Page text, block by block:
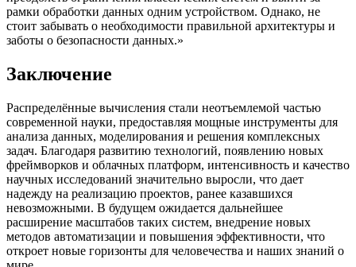
рамки обработки данных одним устройством. Однако, не
стоит забывать о необходимости правильной архитектуры и
заботы о безопасности данных.»
Заключение
Распределённые вычисления стали неотъемлемой частью
современной науки, предоставляя мощные инструменты для
анализа данных, моделирования и решения комплексных
задач. Благодаря развитию технологий, появлению новых
фреймворков и облачных платформ, интенсивность и качество
научных исследований значительно выросли, что дает
надежду на реализацию проектов, ранее казавшихся
невозможными. В будущем ожидается дальнейшее
расширение масштабов таких систем, внедрение новых
методов автоматизации и повышения эффективности, что
откроет новые горизонты для человечества и наших знаний о